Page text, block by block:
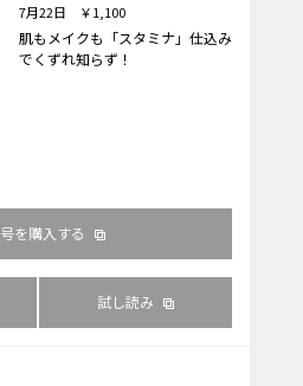
7月22日 ￥1,100
肌もメイクも「スタミナ」仕込み
でくずれ知らず！
を購入する
試し読み